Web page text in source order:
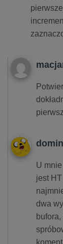
U mnie
jest
dwa